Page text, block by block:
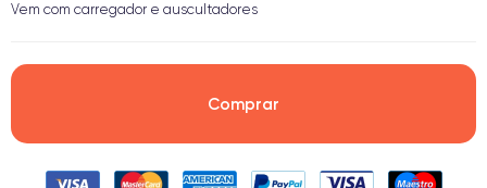
Vem com carregador e auscultadores
Comprar